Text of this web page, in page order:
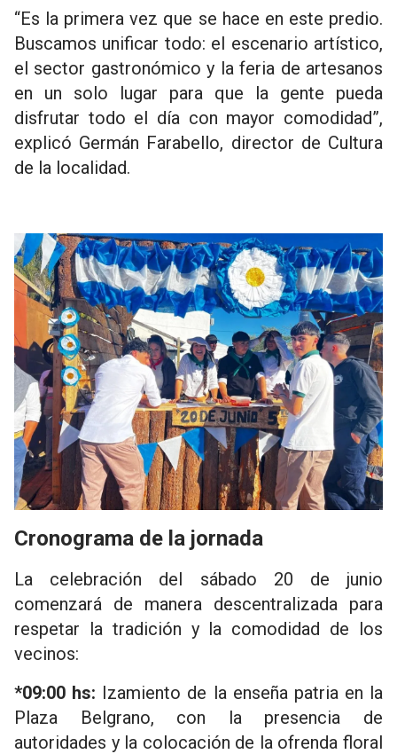
“Es la primera vez que se hace en este predio.
Buscamos unificar todo: el escenario artístico,
el sector gastronómico y la feria de artesanos
en un solo lugar para que la gente pueda
disfrutar todo el día con mayor comodidad”,
explicó Germán Farabello, director de Cultura
de la localidad.
Cronograma de la jornada
La celebración del sábado 20 de junio
comenzará de manera descentralizada para
respetar la tradición y la comodidad de los
vecinos:
*09:00 hs: Izamiento de la enseña patria en la
Plaza Belgrano, con la presencia de
autoridades y la colocación de la ofrenda floral